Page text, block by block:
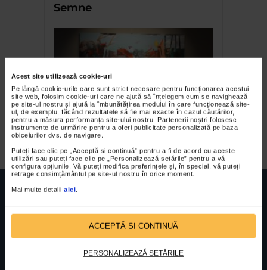
Acest site utilizează cookie-uri
Pe lângă cookie-urile care sunt strict necesare pentru funcționarea acestui
site web, folosim cookie-uri care ne ajută să înțelegem cum se navighează
pe site-ul nostru și ajută la îmbunătățirea modului în care funcționează site-
ul, de exemplu, făcând rezultatele să fie mai exacte în cazul căutărilor,
pentru a măsura performanța site-ului nostru. Partenerii noștri folosesc
instrumente de urmărire pentru a oferi publicitate personalizată pe baza
obiceiurilor dvs. de navigare.
Puteți face clic pe „Acceptă si continuă” pentru a fi de acord cu aceste
utilizări sau puteți face clic pe „Personalizează setările” pentru a vă
configura opțiunile. Vă puteți modifica preferințele și, în special, vă puteți
retrage consimțământul pe site-ul nostru în orice moment.
Mai multe detalii aici
ACCEPTĂ SI CONTINUĂ
PERSONALIZEAZĂ SETĂRILE
Semne
Edith Torony – Incandescent
FUNDATIA FILDAS ARTNr inreg registrul special: 4 PJ/ 29.01.2013
Cod fiscal: 9164384Sediu social: Str. Delfinului, Nr. 6, parter Bl. 42,